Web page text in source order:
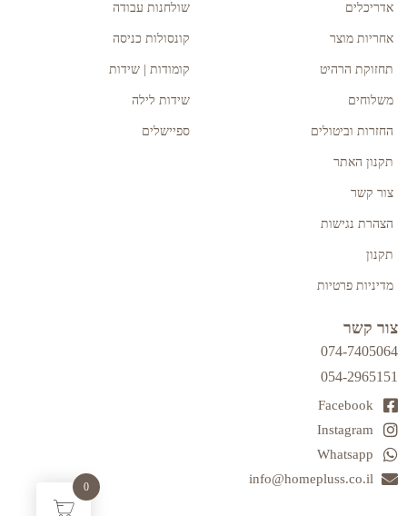
אדריכלים
אחריות מוצר
תחזוקת הרהיט
משלוחים
החזרות וביטולים
תקנון האתר
צור קשר
הצהרת נגישות
תקנון
מדיניות פרטיות
שולחנות עבודה
קונסולות כניסה
קומודות | שידות
שידות לילה
ספיישלים
צור קשר
074-7405064
054-2965151
Facebook
Instagram
Whatsapp
info@homepluss.co.il
0